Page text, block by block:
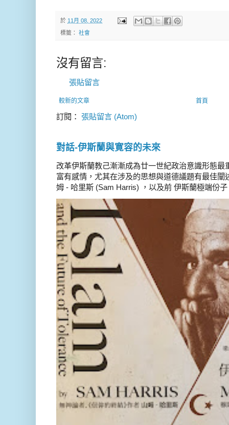
於 11月 08, 2022
標籤： 社會
沒有留言:
張貼留言
較新的文章 首頁
訂閱： 張貼留言 (Atom)
對話-伊斯蘭與寛容的未來
改革伊斯蘭教己漸漸成為廿一世紀政治意識形態
富有感情，尤其在涉及的思想與道德議題有最佳
姆 - 哈里斯 (Sam Harris) ，以及前 伊斯蘭極端份